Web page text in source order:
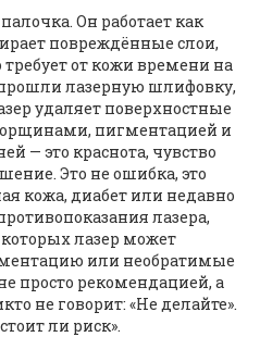
Он работает как
повреждённые слои,
от кожи времени на
лазерную шлифовку,
удаляет поверхностные
пигментацией и
— это краснота, чувство
Это не ошибка, это
кожа, диабет или недавно
лазера,
лазер может
или необратимые
просто рекомендацией, а
не говорит: «Не делайте».
ли риск».